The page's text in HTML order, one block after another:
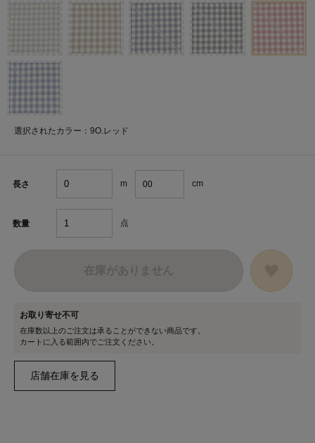
選択されたカラー：9O.レッド
長さ m cm
数量 点
お取り寄せ不可
在庫数以上のご注文は承ることができない商品です。
カートに入る範囲内でご注文ください。